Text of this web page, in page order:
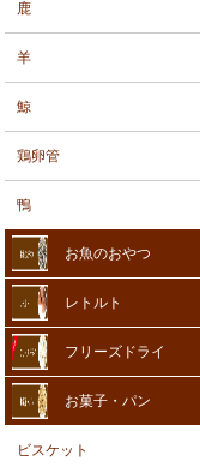
鹿
羊
鯨
鶏卵管
鴨
お魚のおやつ
レトルト
フリーズドライ
お菓子・パン
ビスケット